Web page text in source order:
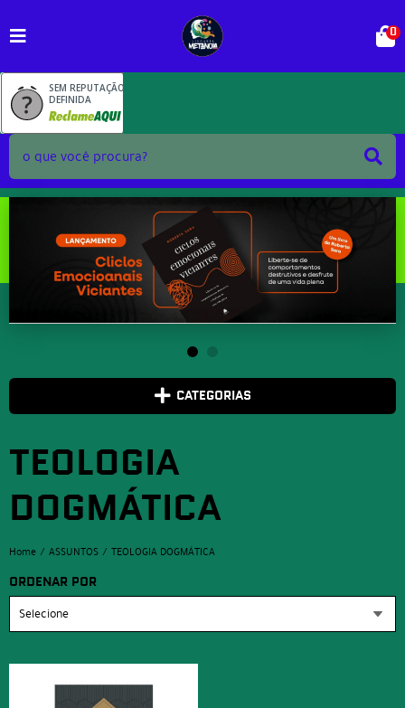
SEM REPUTAÇÃO
DEFINIDA
0
CATEGORIAS
TEOLOGIA
DOGMÁTICA
Home ASSUNTOS TEOLOGIA DOGMÁTICA
ORDENAR POR
Selecione